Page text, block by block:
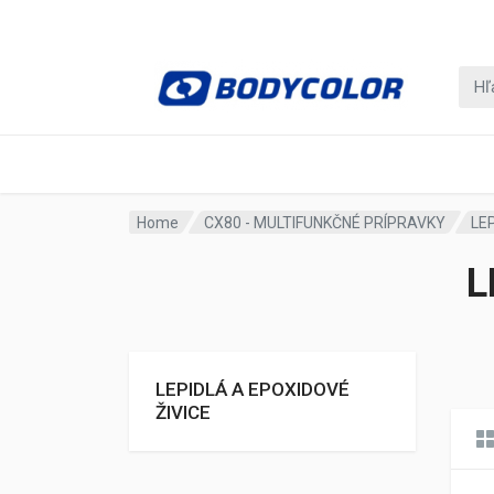
Home CX80 - MULTIFUNKČNÉ PRÍPRAVKY
LEPIDLÁ A EPOXIDOVÉ
ŽIVICE